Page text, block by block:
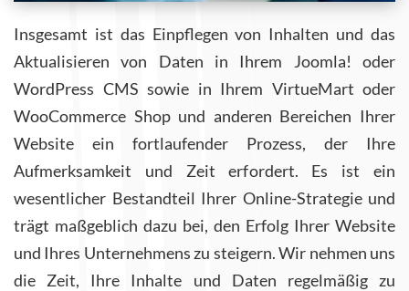
Insgesamt ist das Einpflegen von Inhalten und das
Aktualisieren von Daten in Ihrem Joomla! oder
WordPress CMS sowie in Ihrem VirtueMart oder
WooCommerce Shop und anderen Bereichen Ihrer
Website ein fortlaufender Prozess, der Ihre
Aufmerksamkeit und Zeit erfordert. Es ist ein
wesentlicher Bestandteil Ihrer Online-Strategie und
trägt maßgeblich dazu bei, den Erfolg Ihrer Website
und Ihres Unternehmens zu steigern. Wir nehmen uns
die Zeit, Ihre Inhalte und Daten regelmäßig zu